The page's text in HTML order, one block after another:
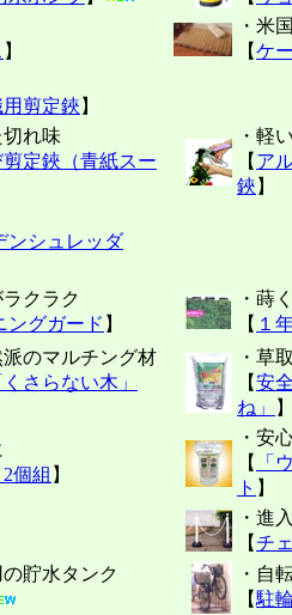
】
・米
【ケ
用剪定鋏 】
切れ味
定鋏（青紙スー
・軽
【 ア
鋏 】
ンシュレッダ
ラクラク
ングガード 】
・蒔
【 １
派のマルチング材
さらない木」
・草
【安
ね」
個組 】
・安
【
「
ト 】
・進
【チ
の貯水タンク
・自
【駐